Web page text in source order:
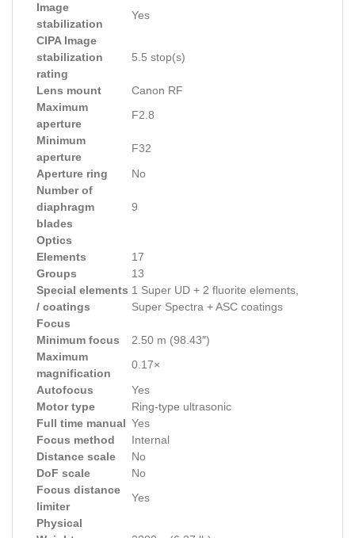
Image
stabilization
Yes
CIPA Image
stabilization
rating
5.5 stop(s)
Lens mount Canon RF
Maximum
aperture
F2.8
Minimum
aperture
F32
Aperture ring
No
Number of
diaphragm
blades
9
Optics
Elements
17
Groups
13
Special elements
/ coatings
1 Super UD + 2 fluorite elements,
Super Spectra + ASC coatings
Focus
Minimum focus
2.50 m (98.43″)
Maximum
magnification
0.17×
Autofocus
Yes
Motor type
Ring-type ultrasonic
Full time manual Yes
Focus method
Internal
Distance scale
No
DoF scale
No
Focus distance
limiter
Yes
Physical